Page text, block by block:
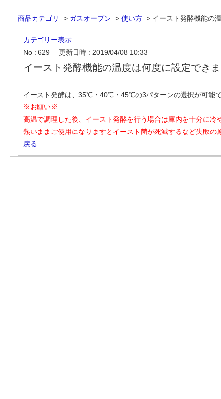
商品カテゴリ > ガスオーブン > 使い方 > イースト発酵機能の
カテゴリー表示
No : 629
更新日時 : 2019/04/08 10:33
イースト発酵機能の温度は何度に設定でき
イースト発酵は、35℃・40℃・45℃の3パターンの選択が可能
※お願い※
高温で調理した後、イースト発酵を行う場合は庫内を十分に
熱いままご使用になりますとイースト菌が死滅するなど失敗の
戻る